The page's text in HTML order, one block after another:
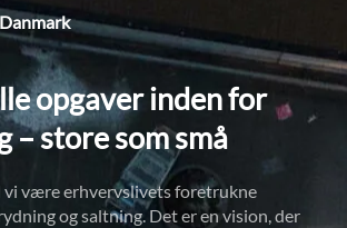
opgaver inden for
– store som små
vi være erhvervslivets foretrukne
og saltning. Det er en vision, der